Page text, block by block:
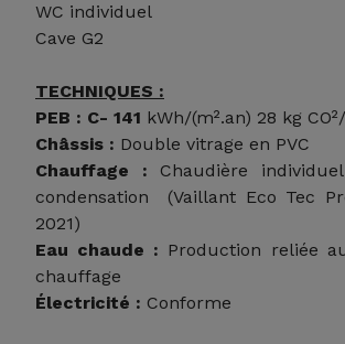
WC individuel
Cave G2
TECHNIQUES :
PEB : C- 141 kWh/(m².an) 28 kg
Châssis : Double vitrage en PVC
Chauffage : Chaudière
condensation (Vaillant Eco Tec
2021)
Eau chaude : Production reliée
chauffage
Électricité : Conforme